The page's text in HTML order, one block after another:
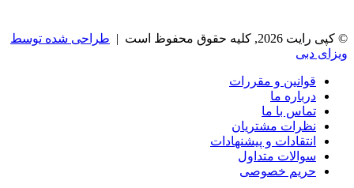
© کپی رایت 2026, کلیه حقوق محفوظ است |
طراحی شده توسط
ویزای دبی
قوانین و مقررات
درباره ما
تماس با ما
نظرات مشتریان
انتقادات و پیشنهادات
سوالات متداول
حریم خصوصی